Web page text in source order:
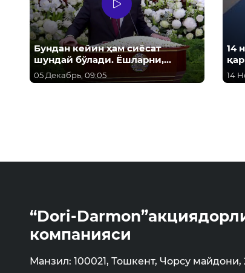
Бундан кейин ҳам сиёсат
шундай бўлади. Ёшларни,
аёлларни қўллаб-қувватлашни
давом эттирамиз! - Ш.М.
05 Декабрь, 09:05
14
14
“Dori-
компанияси
Манзил: 100021, Тошкент, Чорсу майдони,